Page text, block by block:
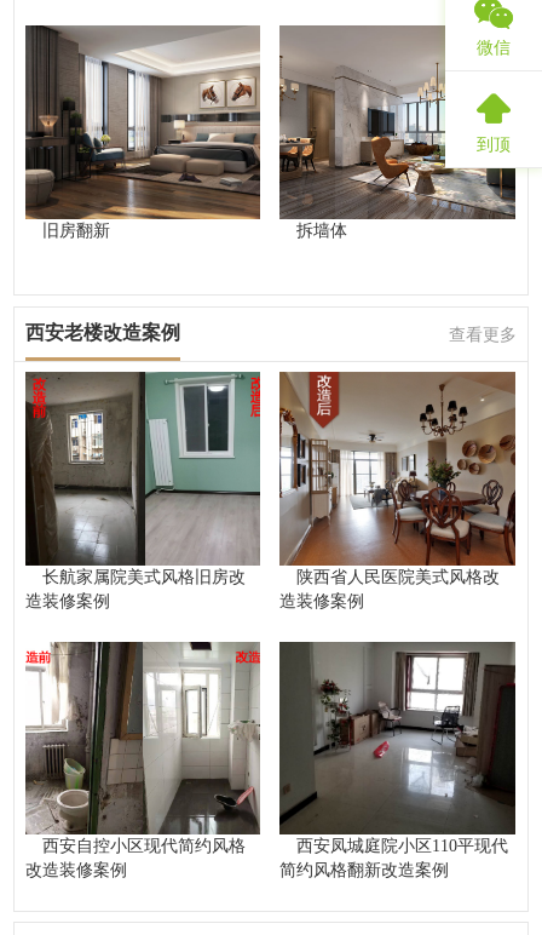
旧房翻新 拆墙体
西安老楼改造案例 查看更多
长航家属院美式风格旧房改
造装修案例
陕西省人民医院美式风格改
造装修案例
西安自控小区现代简约风格
改造装修案例
西安凤城庭院小区110平现代
简约风格翻新改造案例
微信
到顶